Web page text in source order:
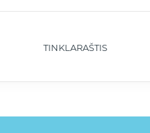
TINKLARAŠTIS